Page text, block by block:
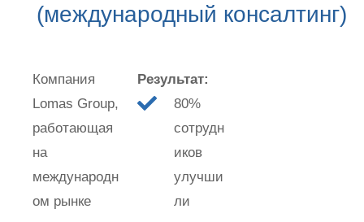
(международный консалтинг)
Компания
Lomas Group,
работающая
на
международн
ом рынке
Результат:
80%
сотрудн
иков
улучши
ли